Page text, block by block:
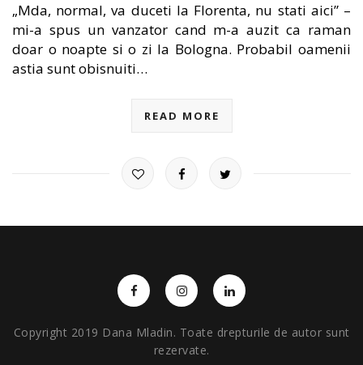
„Mda, normal, va duceti la Florenta, nu stati aici” –
mi-a spus un vanzator cand m-a auzit ca raman
doar o noapte si o zi la Bologna. Probabil oamenii
astia sunt obisnuiti…
READ MORE
Copyright 2019 Dana Mladin. Toate drepturile de autor sunt
rezervate.